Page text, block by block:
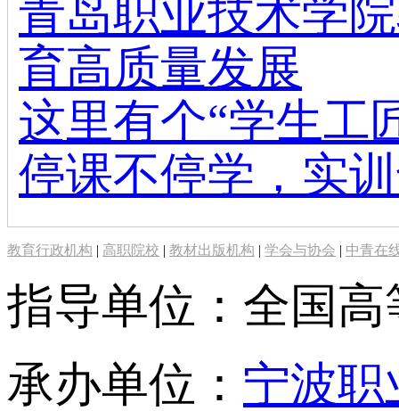
青岛职业技术学
育高质量发展
这里有个“学生工
停课不停学，实
教育行政机构 | 高职院校 | 教材出版机构 | 学会与协会 | 中青在
指导单位：全国
承办单位： 宁波